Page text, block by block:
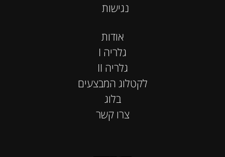
אודות
I גלריה
II גלריה
לקטלוג המבצעים
בלוג
צרו קשר
נגישות